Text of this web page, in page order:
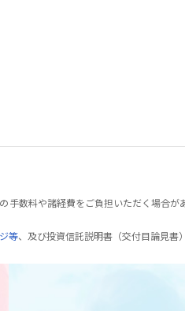
数料や諸経費をご負担いただく場合
等、及び投資信託説明書（交付目論見書